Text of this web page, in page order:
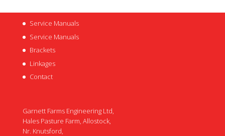
Service Manuals
Service Manuals
Brackets
Linkages
Contact
Garnett Farms Engineering Ltd,
Hales Pasture Farm, Allostock,
Nr. Knutsford,